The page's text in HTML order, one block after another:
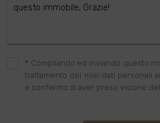
* Compilando ed inviando questo
trattamento dei miei dati personali
e confermo di aver preso visione